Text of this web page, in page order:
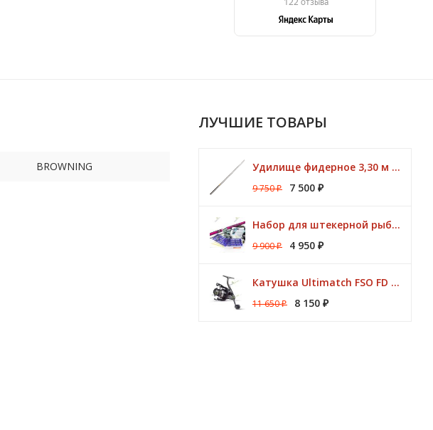
ЛУЧШИЕ ТОВАРЫ
Удилище фидерное 3,30 м CK Method Feeder 60 гр / 3 - 10 lbs Browning
9 750₽ 7 500 ₽
Набор для штекерной рыбалки CLUB KORUM PINK Поплавок (удилище 7м, аксессуары)
9 900₽ 4 950 ₽
Катушка Ultimatch FSO FD 835 8 подшипников 5,1:1 Browning
11 650₽ 8 150 ₽
BROWNING